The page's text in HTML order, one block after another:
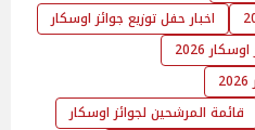
اخبار حفل توزيع جوائز اوسكار
2026
قائمة المرشحين لجوائز اوسكار